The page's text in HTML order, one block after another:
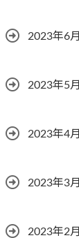
2023年6月
2023年5月
2023年4月
2023年3月
2023年2月